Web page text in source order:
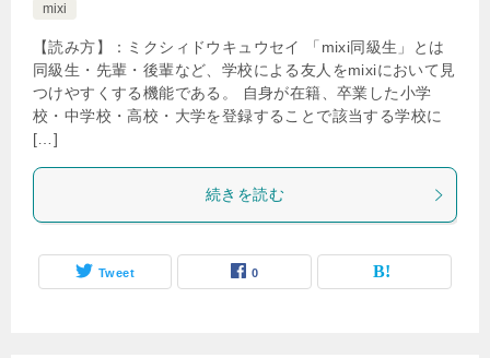
mixi
【読み方】：ミクシィドウキュウセイ 「mixi同級生」とは
同級生・先輩・後輩など、学校による友人をmixiにおいて見
つけやすくする機能である。 自身が在籍、卒業した小学
校・中学校・高校・大学を登録することで該当する学校に
[…]
続きを読む
Tweet 0